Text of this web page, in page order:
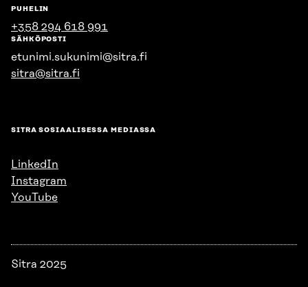
PUHELIN
+358 294 618 991
SÄHKÖPOSTI
etunimi.sukunimi@sitra.fi
sitra@sitra.fi
SITRA SOSIAALISESSA MEDIASSA
LinkedIn
Instagram
YouTube
Sitra 2025